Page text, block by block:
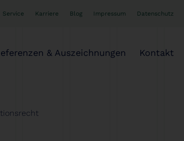
Service Karriere Blog Impressum Datenschutz
& Auszeichnungen Kontakt